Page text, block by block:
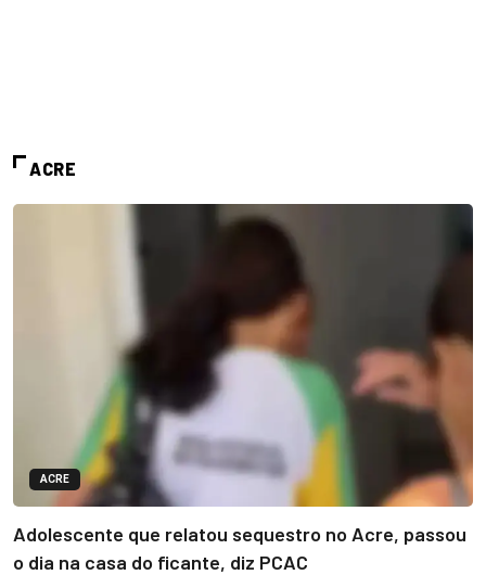
ACRE
ACRE
Adolescente que relatou sequestro no Acre, passou
o dia na casa do ficante, diz PCAC